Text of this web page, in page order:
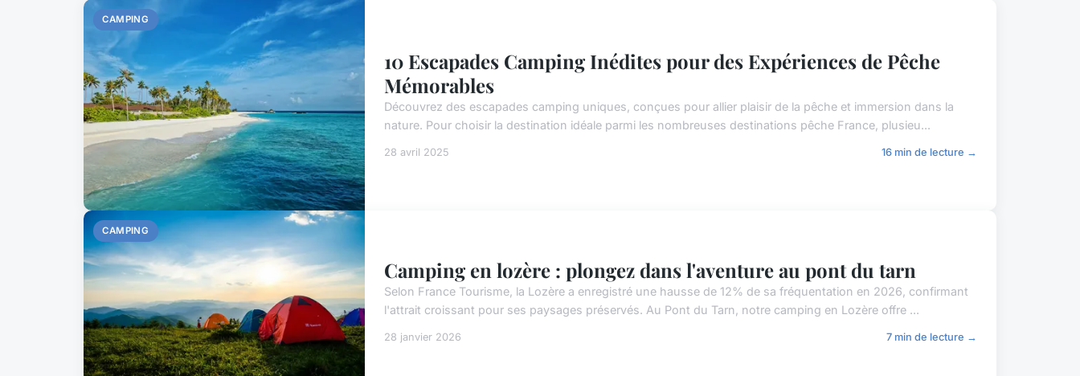
CAMPING
10 Escapades Camping Inédites pour des Expériences de Pêche
Mémorables
Découvrez des escapades camping uniques, conçues pour allier plaisir de la pêche et immersion dans la
nature. Pour choisir la destination idéale parmi les nombreuses destinations pêche France, plusieu...
28 avril 2025 16 min de lecture →
CAMPING
Camping en lozère : plongez dans l'aventure au pont du tarn
Selon France Tourisme, la Lozère a enregistré une hausse de 12% de sa fréquentation en 2026, confirmant
l'attrait croissant pour ses paysages préservés. Au Pont du Tarn, notre camping en Lozère offre ...
28 janvier 2026 7 min de lecture →